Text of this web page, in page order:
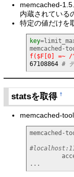
memcached-
内蔵されている
特定の値だけを
key
memcached-
f($F[0] =~ /
67108864 #
statsを取得†
memcached-
...